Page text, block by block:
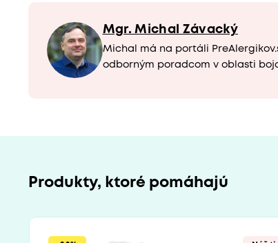
Mgr. Michal Závacký
Michal má na portáli
odborným poradcom v oblasti
Produkty, ktoré pomáhajú